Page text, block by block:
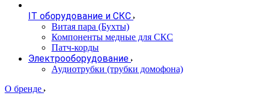
IT оборудование и СКС
Витая пара (Бухты)
Компоненты медные для СКС
Патч-корды
Электрооборудование
Аудиотрубки (трубки домофона)
О бренде